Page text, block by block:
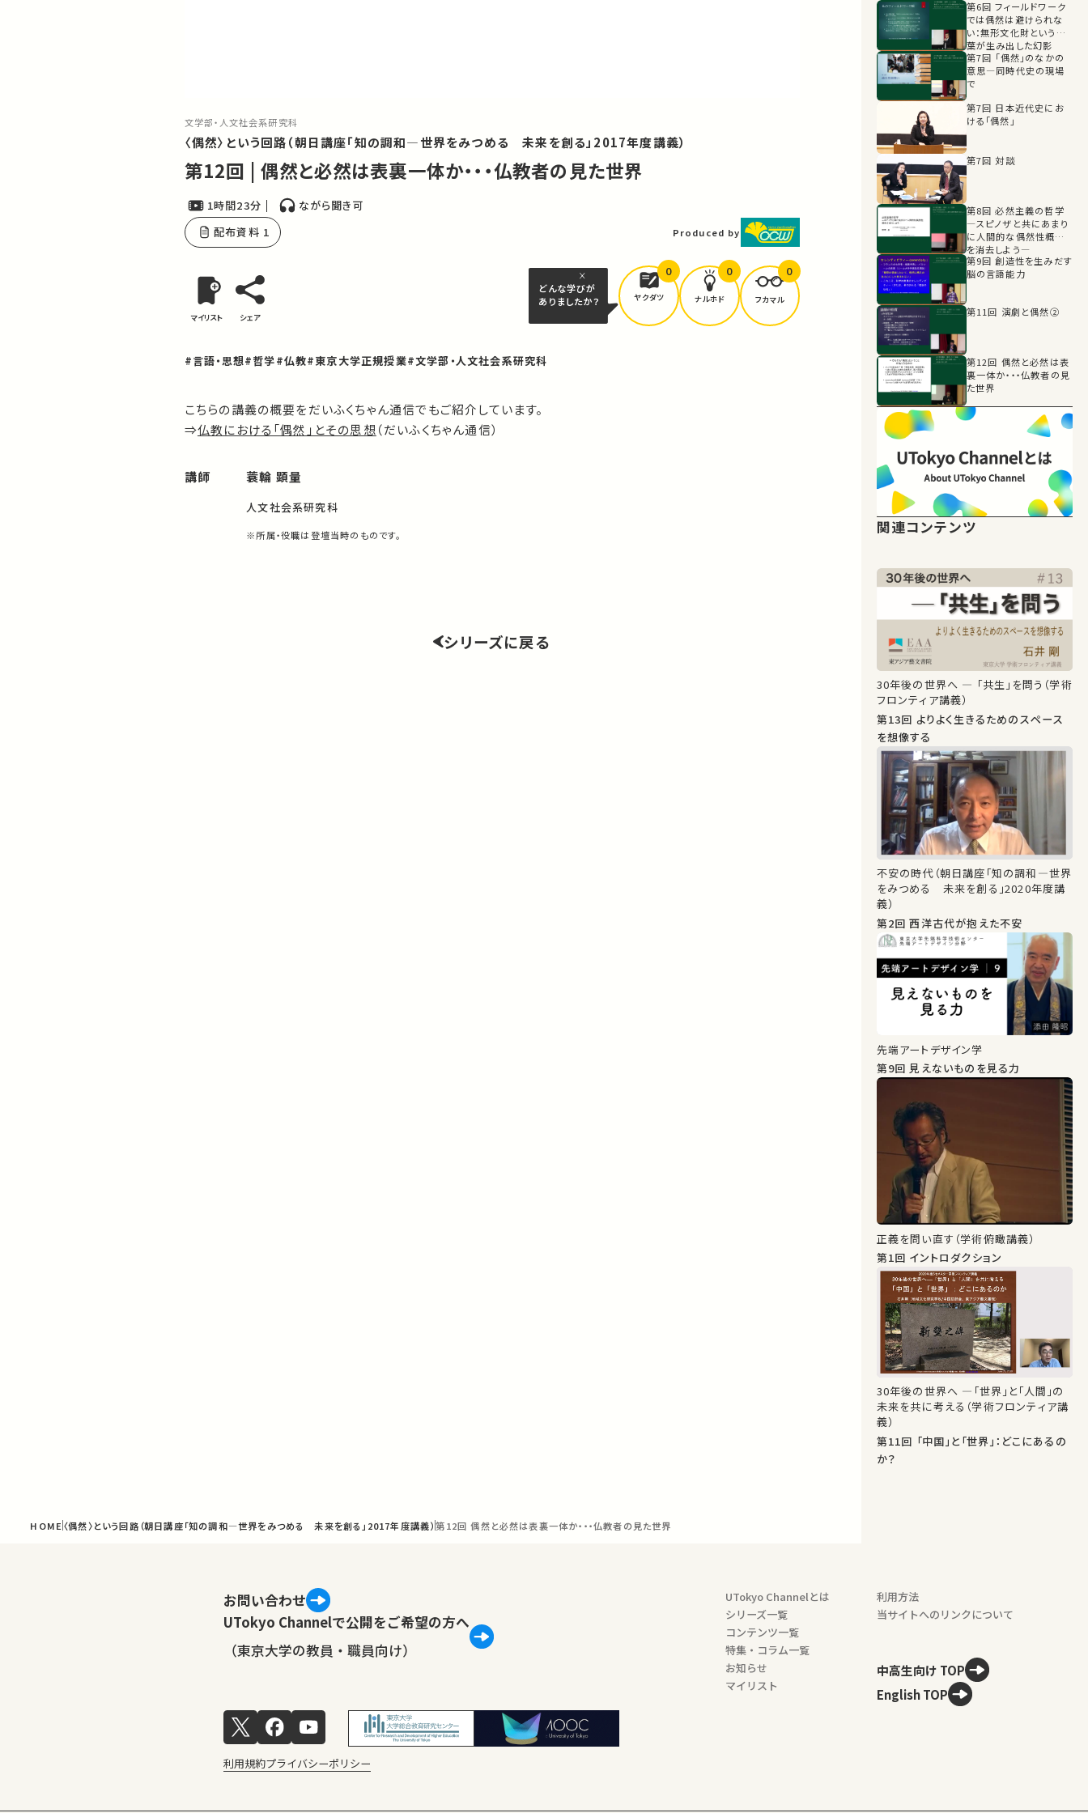
文学部・人文社会系研究科
〈偶然〉という回路（朝日講座「知の調和―世界をみつめる 未来を創る」2017年度講義）
第12回 | 偶然と必然は表裏一体か・・・仏教者の見た世界
1時間23分
ながら聞き可
配布資料 1
Produced by
マイリスト シェア
どんな学びが
ありましたか？
ヤクダツ
0
ナルホド
0
フカマル
0
#言語・思想#哲学#仏教#東京大学正規授業#文学部・人文社会系研究科
こちらの講義の概要をだいふくちゃん通信でもご紹介しています。
⇒仏教における「偶然」とその思想（だいふくちゃん通信）
講師 蓑輪 顕量
人文社会系研究科
※所属・役職は登壇当時のものです。
シリーズに戻る
HOME 〈偶然〉という回路（朝日講座「知の調和―世界をみつめる 未来を創る」2017年度講義） 第12回 偶然と必然は表裏一体か・・・仏教者の見た世界
第6回 フィールドワーク
では偶然は避けられな
い：無形文化財という言
葉が生み出した幻影
第7回 「偶然」のなかの
意思―同時代史の現場
で
第7回 日本近代史にお
ける「偶然」
第7回 対談
第8回 必然主義の哲学
―スピノザと共にあまり
に人間的な偶然性概念
を消去しよう―
第9回 創造性を生みだす
脳の言語能力
第11回 演劇と偶然②
第12回 偶然と必然は表
裏一体か・・・仏教者の見
た世界
関連コンテンツ
30年後の世界へ ― 「共生」を問う（学術
フロンティア講義）
第13回 よりよく生きるためのスペース
を想像する
不安の時代（朝日講座「知の調和―世界
をみつめる 未来を創る」2020年度講
義）
第2回 西洋古代が抱えた不安
先端アートデザイン学
第9回 見えないものを見る力
正義を問い直す（学術俯瞰講義）
第1回 イントロダクション
30年後の世界へ ―「世界」と「人間」の
未来を共に考える（学術フロンティア講
義）
第11回 「中国」と「世界」：どこにあるの
か？
お問い合わせ
UTokyo Channelで公開をご希望の方へ
（東京大学の教員・職員向け）
UTokyo Channelとは
シリーズ一覧
コンテンツ一覧
特集・コラム一覧
お知らせ
マイリスト
利用方法
当サイトへのリンクについて
中高生向け TOP
English TOP
利用規約プライバシーポリシー